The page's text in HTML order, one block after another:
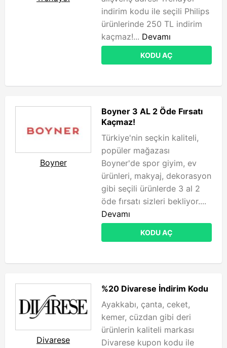
indirim kodu ile seçili Philips
ürünlerinde 250 TL indirim
kaçmaz!... Devamı
KODU AÇ
Boyner
Boyner 3 AL 2 Öde Fırsatı
Kaçmaz!
Türkiye'nin seçkin kaliteli,
popüler mağazası
Boyner'de spor giyim, ev
ürünleri, makyaj, dekorasyon
gibi seçili ürünlerde 3 al 2
öde fırsatı sizleri bekliyor....
Devamı
KODU AÇ
Divarese
%20 Divarese İndirim Kodu
Ayakkabı, çanta, ceket,
kemer, cüzdan gibi deri
ürünlerin kaliteli markası
Divarese kupon kodu ile